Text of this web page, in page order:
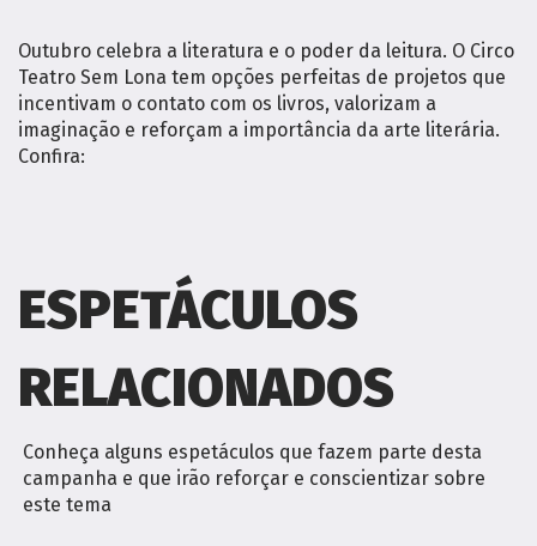
Outubro celebra a literatura e o poder da leitura. O Circo
Teatro Sem Lona tem opções perfeitas de projetos que
incentivam o contato com os livros, valorizam a
imaginação e reforçam a importância da arte literária.
Confira:
ESPETÁCULOS
RELACIONADOS
Conheça alguns espetáculos que fazem parte desta
campanha e que irão reforçar e conscientizar sobre
este tema